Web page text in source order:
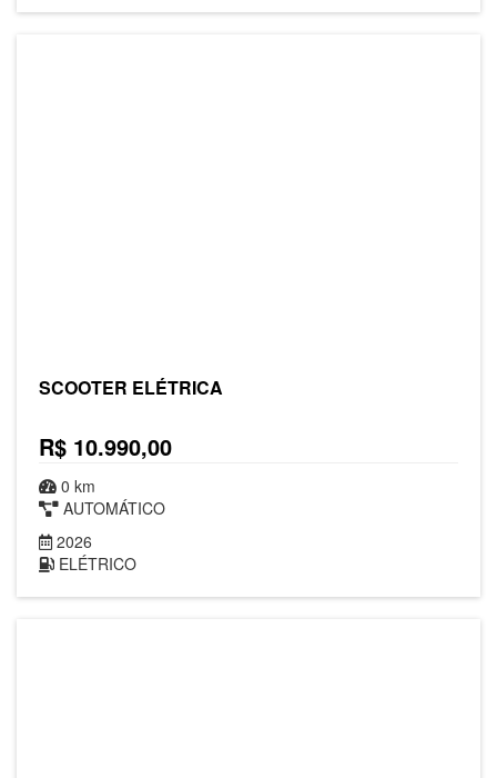
SCOOTER ELÉTRICA
R$ 10.990,00
0 km
AUTOMÁTICO
2026
ELÉTRICO